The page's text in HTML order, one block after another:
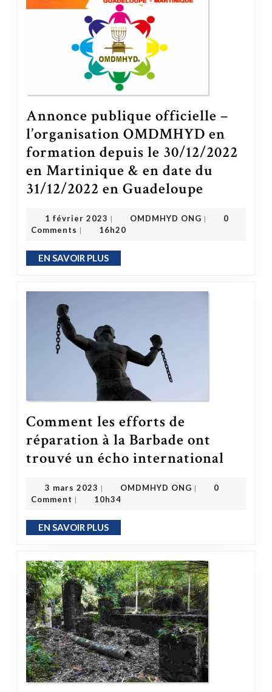
Annonce publique officielle –
l’organisation OMDMHYD en
formation depuis le 30/12/2022
en Martinique & en date du
31/12/2022 en Guadeloupe
1 février 2023 | OMDMHYD ONG |
0
Comments | 16h20
EN SAVOIR PLUSEN SAVOIR PLUS
Comment les efforts de
réparation à la Barbade ont
trouvé un écho international
3 mars 2023 | OMDMHYD ONG |
0
Comment | 10h34
EN SAVOIR PLUSEN SAVOIR PLUS